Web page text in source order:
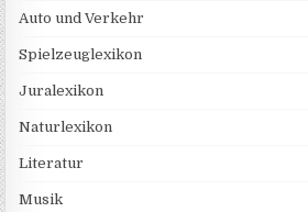
Auto und Verkehr
Spielzeuglexikon
Juralexikon
Naturlexikon
Literatur
Musik